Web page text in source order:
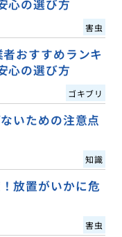
心の選び方
害虫
おすすめランキ
心の選び方
ゴキブリ
いための注意点
知識
放置がいかに危
害虫